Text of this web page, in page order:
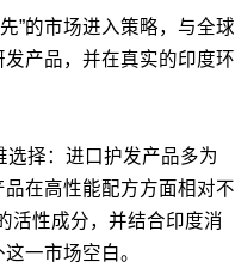
”的市场进入策略，与全球
产品，并在真实的印度环
择：进口护发产品多为
在高性能配方方面相对不
活性成分，并结合印度消
一市场空白。